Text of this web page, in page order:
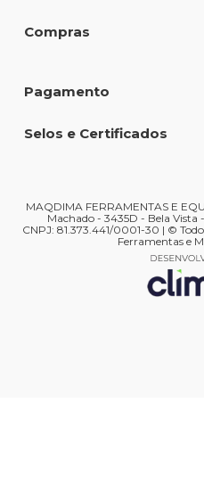
Compras
Pagamento
Selos e Certificados
MAQDIMA FERRAMENTAS E
Machado - 3435D - Bela
CNPJ: 81.373.441/0001-30 | ©
Ferramentas e